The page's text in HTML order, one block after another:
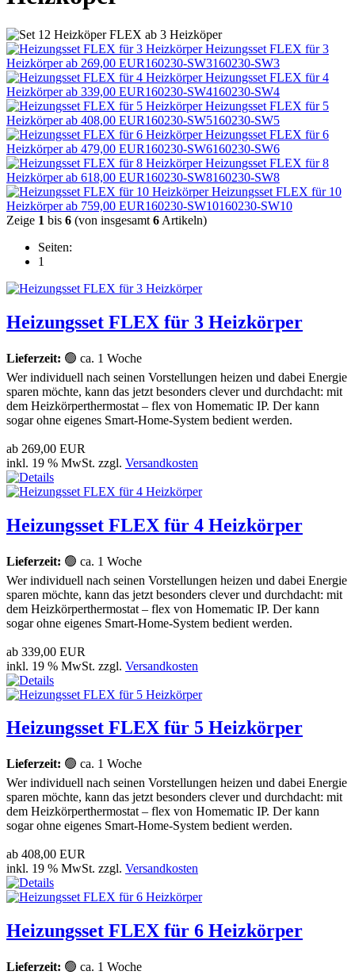
Heizungsset FLEX für 3
Heizkörperab 269,00 EUR160230-SW3160230-SW3
Heizungsset FLEX für 4
Heizkörperab 339,00 EUR160230-SW4160230-SW4
Heizungsset FLEX für 5
Heizkörperab 408,00 EUR160230-SW5160230-SW5
Heizungsset FLEX für 6
Heizkörperab 479,00 EUR160230-SW6160230-SW6
Heizungsset FLEX für 8
Heizkörperab 618,00 EUR160230-SW8160230-SW8
Heizungsset FLEX für 10
Heizkörperab 759,00 EUR160230-SW10160230-SW10
Zeige 1 bis 6 (von insgesamt 6 Artikeln)
Seiten:
1
Heizungsset FLEX für 3 Heizkörper
Lieferzeit: 🟢 ca. 1 Woche
Wer individuell nach seinen Vorstellungen heizen und dabei Energie
sparen möchte, kann das jetzt besonders clever und durchdacht: mit
dem Heizkörperthermostat – flex von Homematic IP. Der kann
sogar ohne eigenes Smart-Home-System bedient werden.
ab 269,00 EUR
inkl. 19 % MwSt. zzgl. Versandkosten
Heizungsset FLEX für 4 Heizkörper
Lieferzeit: 🟢 ca. 1 Woche
Wer individuell nach seinen Vorstellungen heizen und dabei Energie
sparen möchte, kann das jetzt besonders clever und durchdacht: mit
dem Heizkörperthermostat – flex von Homematic IP. Der kann
sogar ohne eigenes Smart-Home-System bedient werden.
ab 339,00 EUR
inkl. 19 % MwSt. zzgl. Versandkosten
Heizungsset FLEX für 5 Heizkörper
Lieferzeit: 🟢 ca. 1 Woche
Wer individuell nach seinen Vorstellungen heizen und dabei Energie
sparen möchte, kann das jetzt besonders clever und durchdacht: mit
dem Heizkörperthermostat – flex von Homematic IP. Der kann
sogar ohne eigenes Smart-Home-System bedient werden.
ab 408,00 EUR
inkl. 19 % MwSt. zzgl. Versandkosten
Heizungsset FLEX für 6 Heizkörper
Lieferzeit: 🟢 ca. 1 Woche